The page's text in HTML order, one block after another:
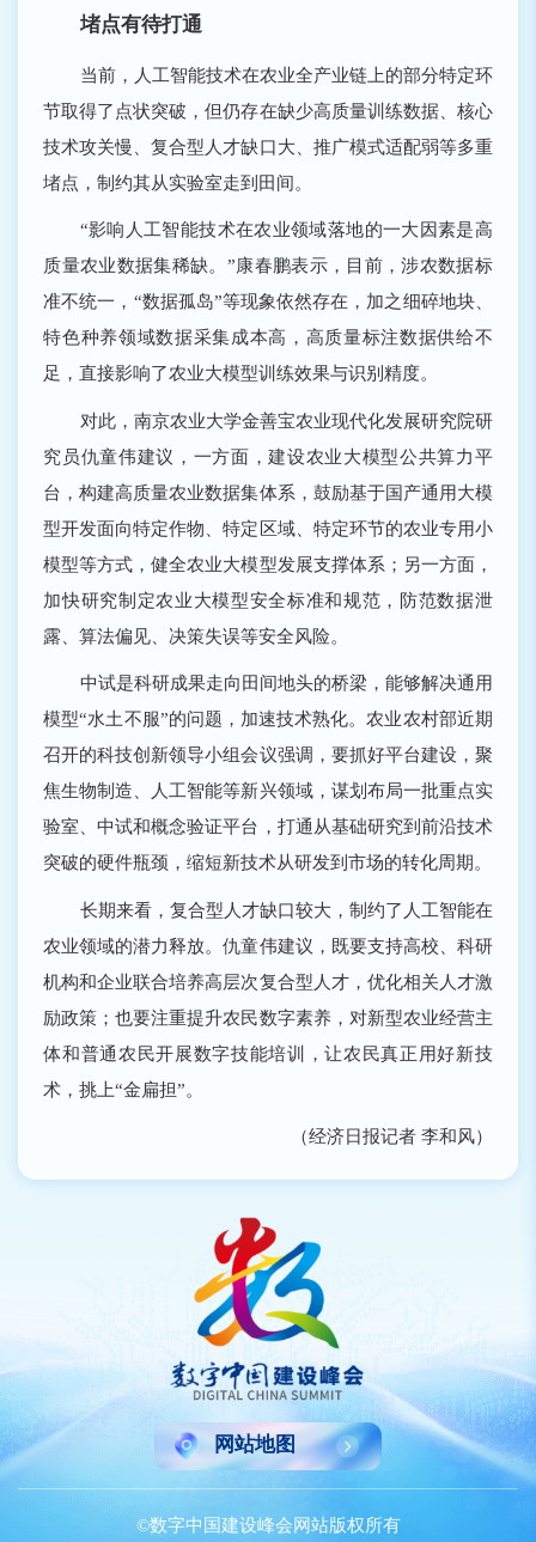
堵点有待打通
当前，人工智能技术在农业全产业链上的部分特定环
节取得了点状突破，但仍存在缺少高质量训练数据、核心
技术攻关慢、复合型人才缺口大、推广模式适配弱等多重
堵点，制约其从实验室走到田间。
“影响人工智能技术在农业领域落地的一大因素是高
质量农业数据集稀缺。”康春鹏表示，目前，涉农数据标
准不统一，“数据孤岛”等现象依然存在，加之细碎地块、
特色种养领域数据采集成本高，高质量标注数据供给不
足，直接影响了农业大模型训练效果与识别精度。
对此，南京农业大学金善宝农业现代化发展研究院研
究员仇童伟建议，一方面，建设农业大模型公共算力平
台，构建高质量农业数据集体系，鼓励基于国产通用大模
型开发面向特定作物、特定区域、特定环节的农业专用小
模型等方式，健全农业大模型发展支撑体系；另一方面，
加快研究制定农业大模型安全标准和规范，防范数据泄
露、算法偏见、决策失误等安全风险。
中试是科研成果走向田间地头的桥梁，能够解决通用
模型“水土不服”的问题，加速技术熟化。农业农村部近期
召开的科技创新领导小组会议强调，要抓好平台建设，聚
焦生物制造、人工智能等新兴领域，谋划布局一批重点实
验室、中试和概念验证平台，打通从基础研究到前沿技术
突破的硬件瓶颈，缩短新技术从研发到市场的转化周期。
长期来看，复合型人才缺口较大，制约了人工智能在
农业领域的潜力释放。仇童伟建议，既要支持高校、科研
机构和企业联合培养高层次复合型人才，优化相关人才激
励政策；也要注重提升农民数字素养，对新型农业经营主
体和普通农民开展数字技能培训，让农民真正用好新技
术，挑上“金扁担”。
（经济日报记者 李和风）
网站地图
©数字中国建设峰会网站版权所有